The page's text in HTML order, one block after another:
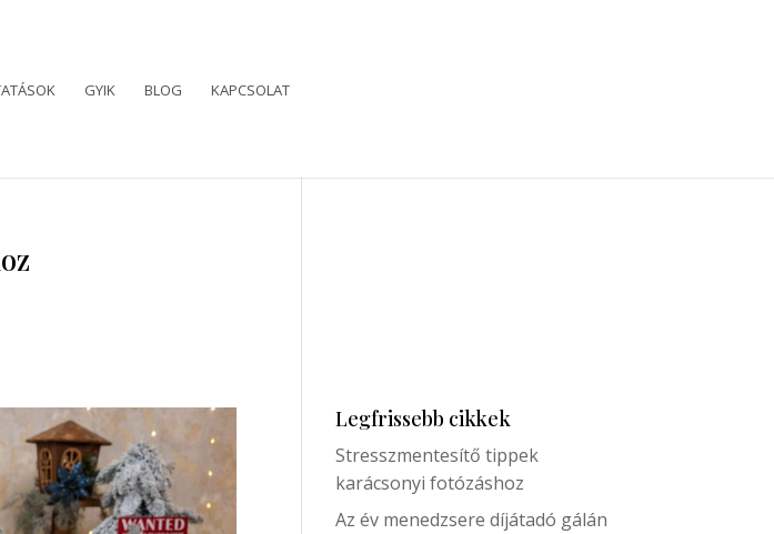
GYIK BLOG KAPCSOLAT
Legfrissebb cikkek
Stresszmentesítő tippek
karácsonyi fotózáshoz
Az év menedzsere díjátadó gálán